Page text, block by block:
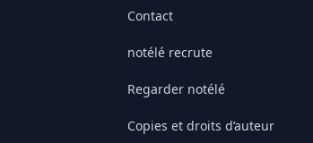
Contact
notélé recrute
Regarder notélé
Copies et droits d’auteur